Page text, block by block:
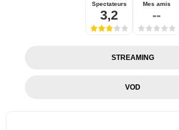
Spectateurs
3,2
Mes amis
--
STREAMING
VOD